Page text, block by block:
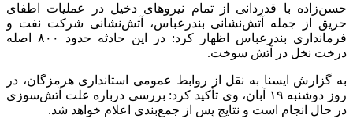
حسن‌زاده با قدردانی از تمام نیرو‌های دخیل در عملیات اطفای
حریق از جمله آتش‌نشانی بندرعباس، آتش‌نشانی شرکت نفت و
فرمانداری بندرعباس اظهار کرد: در این حادثه حدود ۸۰۰ اصله
درخت نخل در آتش سوخت.
به گزارش ایسنا به نقل از روابط عمومی استانداری هرمزگان، در
روز دوشنبه ۱۹ آبان، وی تأکید کرد: بررسی درباره علت آتش‌سوزی
در حال انجام است و نتایج پس از جمع‌بندی اعلام خواهد شد.